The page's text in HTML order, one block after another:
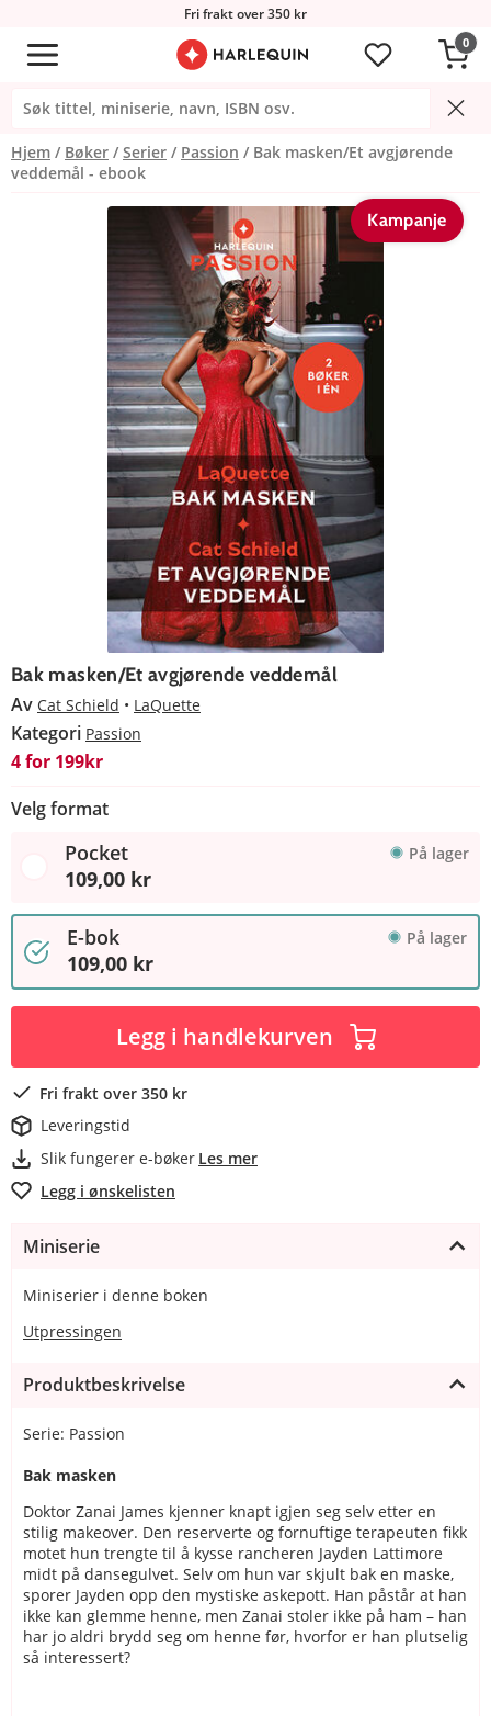
Fri frakt over 350 kr
0
Hjem Bøker Serier Passion
Bak masken/Et avgjørende
veddemål - ebook
Kampanje
Bak masken/Et avgjørende veddemål
Av Cat Schield LaQuette
Kategori Passion
4 for 199kr
Velg format
Pocket På lager
109,00 kr
E-bok På lager
109,00 kr
Legg i handlekurven
Fri frakt over 350 kr
Leveringstid
Slik fungerer e-bøker Les mer
Legg i ønskelisten
Miniserie
Miniserier i denne boken
Utpressingen
Produktbeskrivelse
Serie: Passion
Bak masken
Doktor Zanai James kjenner knapt igjen seg selv etter en
stilig makeover. Den reserverte og fornuftige terapeuten fikk
motet hun trengte til å kysse rancheren Jayden Lattimore
midt på dansegulvet. Selv om hun var skjult bak en maske,
sporer Jayden opp den mystiske askepott. Han påstår at han
ikke kan glemme henne, men Zanai stoler ikke på ham – han
har jo aldri brydd seg om henne før, hvorfor er han plutselig
så interessert?